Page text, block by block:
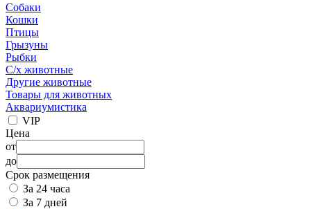
Собаки
Кошки
Птицы
Грызуны
Рыбки
С/х животные
Другие животные
Товары для животных
Аквариумистика
VIP
Цена
от
до
Срок размещения
За 24 часа
За 7 дней